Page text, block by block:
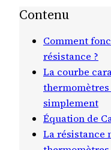
Contenu
Comment
résistance ?
La courbe
simplement
Équation de
La résistance